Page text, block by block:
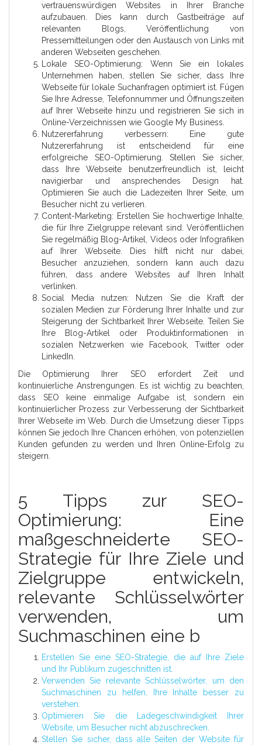
vertrauenswürdigen Websites in Ihrer Branche
aufzubauen. Dies kann durch Gastbeiträge auf
relevanten Blogs, Veröffentlichung von
Pressemitteilungen oder den Austausch von Links mit
anderen Webseiten geschehen.
Lokale SEO-Optimierung: Wenn Sie ein lokales
Unternehmen haben, stellen Sie sicher, dass Ihre
Webseite für lokale Suchanfragen optimiert ist. Fügen
Sie Ihre Adresse, Telefonnummer und Öffnungszeiten
auf Ihrer Webseite hinzu und registrieren Sie sich in
Online-Verzeichnissen wie Google My Business.
Nutzererfahrung verbessern: Eine gute
Nutzererfahrung ist entscheidend für eine
erfolgreiche SEO-Optimierung. Stellen Sie sicher,
dass Ihre Webseite benutzerfreundlich ist, leicht
navigierbar und ansprechendes Design hat.
Optimieren Sie auch die Ladezeiten Ihrer Seite, um
Besucher nicht zu verlieren.
Content-Marketing: Erstellen Sie hochwertige Inhalte,
die für Ihre Zielgruppe relevant sind. Veröffentlichen
Sie regelmäßig Blog-Artikel, Videos oder Infografiken
auf Ihrer Webseite. Dies hilft nicht nur dabei,
Besucher anzuziehen, sondern kann auch dazu
führen, dass andere Websites auf Ihren Inhalt
verlinken.
Social Media nutzen: Nutzen Sie die Kraft der
sozialen Medien zur Förderung Ihrer Inhalte und zur
Steigerung der Sichtbarkeit Ihrer Webseite. Teilen Sie
Ihre Blog-Artikel oder Produktinformationen in
sozialen Netzwerken wie Facebook, Twitter oder
LinkedIn.
Die Optimierung Ihrer SEO erfordert Zeit und
kontinuierliche Anstrengungen. Es ist wichtig zu beachten,
dass SEO keine einmalige Aufgabe ist, sondern ein
kontinuierlicher Prozess zur Verbesserung der Sichtbarkeit
Ihrer Webseite im Web. Durch die Umsetzung dieser Tipps
können Sie jedoch Ihre Chancen erhöhen, von potenziellen
Kunden gefunden zu werden und Ihren Online-Erfolg zu
steigern.
5 Tipps zur SEO-
Optimierung: Eine
maßgeschneiderte SEO-
Strategie für Ihre Ziele und
Zielgruppe entwickeln,
relevante Schlüsselwörter
verwenden, um
Suchmaschinen eine b
Erstellen Sie eine SEO-Strategie, die auf Ihre Ziele
und Ihr Publikum zugeschnitten ist.
Verwenden Sie relevante Schlüsselwörter, um den
Suchmaschinen zu helfen, Ihre Inhalte besser zu
verstehen.
Optimieren Sie die Ladegeschwindigkeit Ihrer
Website, um Besucher nicht abzuschrecken.
Stellen Sie sicher, dass alle Seiten der Website für